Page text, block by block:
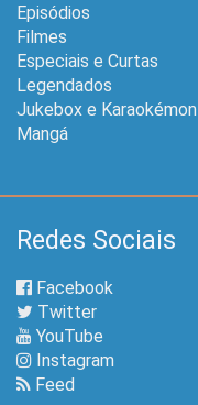
Episódios
Filmes
Especiais e Curtas
Legendados
Jukebox e Karaokémon
Mangá
Redes Sociais
Facebook
Twitter
YouTube
Instagram
Feed